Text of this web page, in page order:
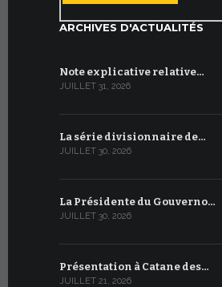
ARCHIVES D'ACTUALITÉS
Note explicative relative…
JUILLET 31, 2026
La série divisionnaire de…
JUILLET 30, 2026
La Présidente du Gouverno…
JUILLET 30, 2026
Présentation à Catane des…
JUILLET 21, 2026